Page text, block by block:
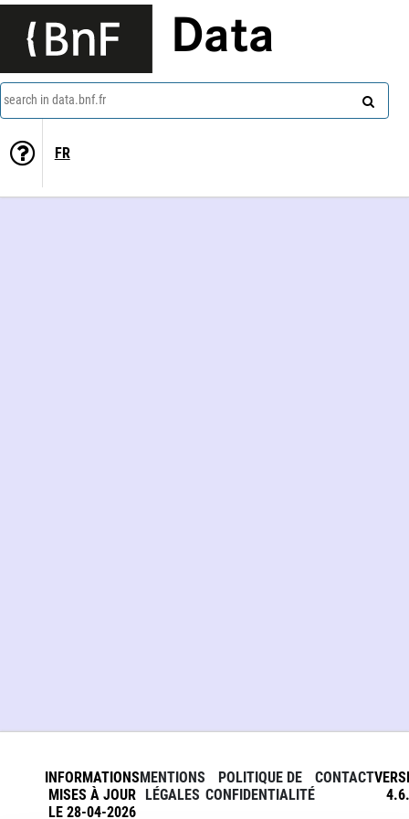
Data
search in data.bnf.fr
FR
INFORMATIONS
MISES À JOUR
LE 28-04-2026
MENTIONS
LÉGALES
POLITIQUE DE
CONFIDENTIALITÉ
CONTACT